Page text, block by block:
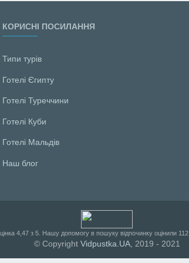
КОРИСНІ ПОСИЛАННЯ
Типи турів
Готелі Єгипту
Готелі Туреччини
Готелі Куби
Готелі Мальдiв
Наш блог
4,47 з 5 . Нашу допомогу в пошуку відпочинку оцінили 112
© Copyright Vidpustka.UA, 2019 - 2021